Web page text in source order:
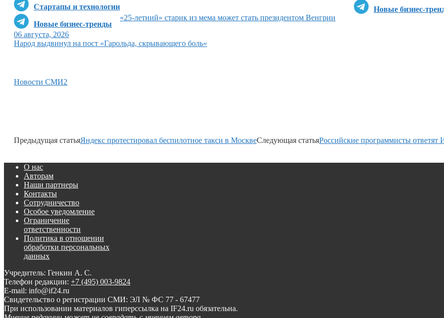
Новые бизнес-
Стартапы и технологии
Новые бизнес-тренды
«25-летний» старик из мема может стать президентом Венгрии
06 августа, 2026
Народ выдвинул на пост «Гарольда, скрывающего боль»
Новости СМИ2
Предыдущая статьяЯндекс протестировал беспилотное такси в МосквеСледующая статьяРоссийские программисты ответят
О нас
Авторам
Наши партнеры
Контакты
Сотрудничество
Особое уведомление
Ограничение
ответственности
Политика в отношении
обработки персональных
данных
Учредитель: Генкин А. С.
Телефон редакции: +7 (495) 003-9824
E-mail: info@if24.ru
Свидетельство о регистрации СМИ: ЭЛ № ФС 77 - 67477
При использовании материалов гиперссылка на IF24.ru обязательна.